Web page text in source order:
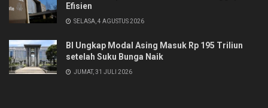
Efisien
SELASA, 4 AGUSTUS 2026
BI Ungkap Modal Asing Masuk Rp 195 Triliun
setelah Suku Bunga Naik
JUMAT, 31 JULI 2026